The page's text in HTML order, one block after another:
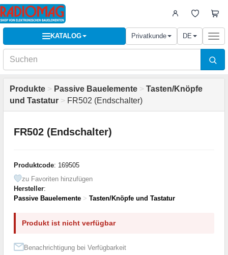
KATALOG Privatkunde DE
Produkte > Passive Bauelemente > Tasten/Knöpfe
und Tastatur > FR502 (Endschalter)
FR502 (Endschalter)
Produktcode: 169505
zu Favoriten hinzufügen
Hersteller:
Passive Bauelemente > Tasten/Knöpfe und Tastatur
Produkt ist nicht verfügbar
Benachrichtigung bei Verfügbarkeit